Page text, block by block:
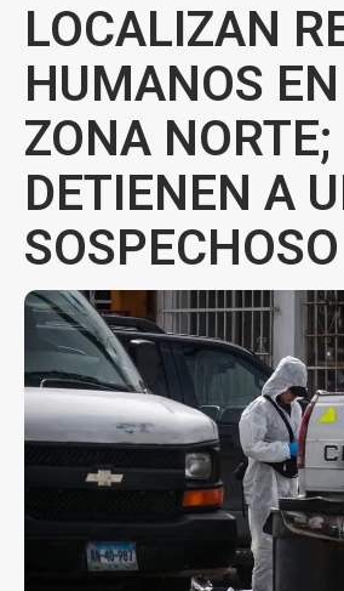
LOCALIZAN
HUMANOS
ZONA NORTE;
DETIENEN A
SOSPECHOSO